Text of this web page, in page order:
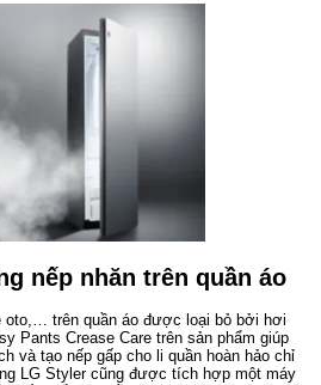
nếp nhăn trên quần áo
oto,… trên quần áo được loại bỏ bởi hơi
Pants Crease Care trên sản phẩm giúp
và tạo nếp gấp cho li quần hoàn hảo chỉ
LG Styler cũng được tích hợp một máy